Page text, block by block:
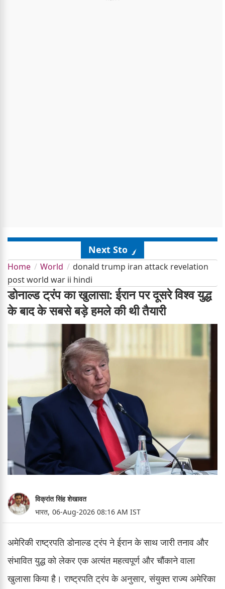
Next Story
Home World
donald trump iran attack revelation
post world war ii hindi
डोनाल्ड ट्रंप का खुलासा: ईरान पर दूसरे विश्व युद्ध
के बाद के सबसे बड़े हमले की थी तैयारी
विक्रांत सिंह शेखावत
भारत, 06-Aug-2026 08:16 AM IST
अमेरिकी राष्ट्रपति डोनाल्ड ट्रंप ने ईरान के साथ जारी तनाव और
संभावित युद्ध को लेकर एक अत्यंत महत्वपूर्ण और चौंकाने वाला
खुलासा किया है। राष्ट्रपति ट्रंप के अनुसार, संयुक्त राज्य अमेरिका